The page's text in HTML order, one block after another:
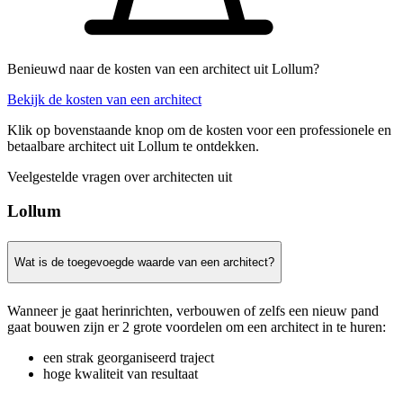
Benieuwd naar de kosten van een architect uit Lollum?
Bekijk de kosten van een architect
Klik op bovenstaande knop om de kosten voor een professionele en
betaalbare architect uit Lollum te ontdekken.
Veelgestelde vragen over architecten uit
Lollum
Wat is de toegevoegde waarde van een architect?
Wanneer je gaat herinrichten, verbouwen of zelfs een nieuw pand
gaat bouwen zijn er 2 grote voordelen om een architect in te huren:
een strak georganiseerd traject
hoge kwaliteit van resultaat